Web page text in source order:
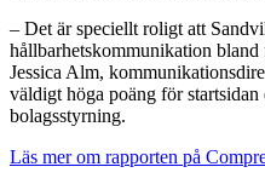
‒ Det är speciellt roligt att
hållbarhetskommunikation
Jessica Alm,
väldigt höga poäng för
bolagsstyrning.
Läs mer om rapporten på